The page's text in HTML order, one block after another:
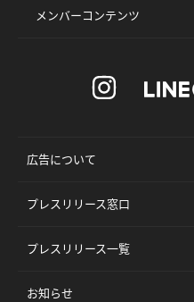
メンバーコンテンツ
広告について
プレスリリース窓口
プレスリリース一覧
お知らせ